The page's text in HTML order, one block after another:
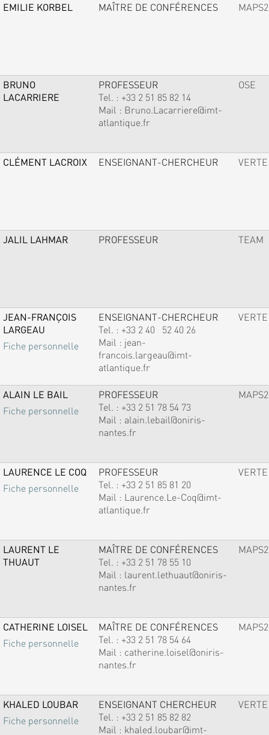
EMILIE KORBEL MAÎTRE DE CONFÉRENCES MAPS2
BRUNO
LACARRIERE
PROFESSEUR
Tel. : +33 2 51 85 82 14
Mail : Bruno.Lacarriere@imt-
atlantique.fr
OSE
CLÉMENT LACROIX ENSEIGNANT-CHERCHEUR VERTE
JALIL LAHMAR PROFESSEUR TEAM
JEAN-FRANÇOIS
LARGEAU
Fiche personnelle
ENSEIGNANT-CHERCHEUR
Tel. : +33 2 40 52 40 26
Mail : jean-
francois.largeau@imt-
atlantique.fr
VERTE
ALAIN LE BAIL
Fiche personnelle
PROFESSEUR
Tel. : +33 2 51 78 54 73
Mail : alain.lebail@oniris-
nantes.fr
MAPS2
LAURENCE LE COQ
Fiche personnelle
PROFESSEUR
Tel. : +33 2 51 85 81 20
Mail : Laurence.Le-Coq@imt-
atlantique.fr
VERTE
LAURENT LE
THUAUT
MAÎTRE DE CONFÉRENCES
Tel. : +33 2 51 78 55 10
Mail : laurent.lethuaut@oniris-
nantes.fr
MAPS2
CATHERINE LOISEL
Fiche personnelle
MAÎTRE DE CONFÉRENCES
Tel. : +33 2 51 78 54 64
Mail : catherine.loisel@oniris-
nantes.fr
MAPS2
KHALED LOUBAR
Fiche personnelle
ENSEIGNANT CHERCHEUR
Tel. : +33 2 51 85 82 82
Mail : khaled.loubar@imt-
VERTE